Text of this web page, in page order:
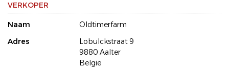
VERKOPER
Naam
Oldtimerfarm
Adres
Lobulckstraat 9
9880 Aalter
België